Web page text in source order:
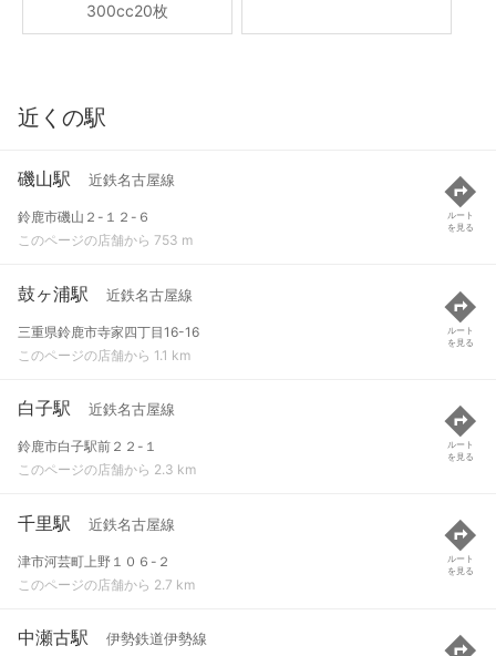
300cc20枚
近くの駅
磯山駅 近鉄名古屋線
鈴鹿市磯山２-１２-６
このページの店舗から 753 m
ルート
を見る
鼓ヶ浦駅 近鉄名古屋線
三重県鈴鹿市寺家四丁目16-16
このページの店舗から 1.1 km
ルート
を見る
白子駅 近鉄名古屋線
鈴鹿市白子駅前２２-１
このページの店舗から 2.3 km
ルート
を見る
千里駅 近鉄名古屋線
津市河芸町上野１０６-２
このページの店舗から 2.7 km
ルート
を見る
中瀬古駅 伊勢鉄道伊勢線